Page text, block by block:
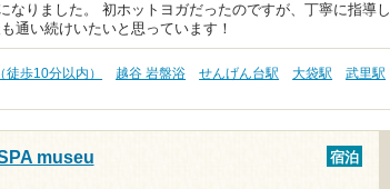
なりました。 初ホットヨガだったのですが、丁寧に指導し
通い続けいたいと思っています！
徒歩10分以内） 越谷 岩盤浴 せんげん台駅 大袋駅
武里駅
museu
宿泊